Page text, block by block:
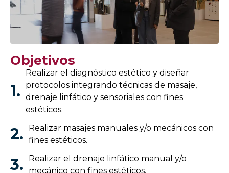
Objetivos
1.
Realizar el diagnóstico estético y diseñar
protocolos integrando técnicas de masaje,
drenaje linfático y sensoriales con fines
estéticos.
2.
Realizar masajes manuales y/o mecánicos con
fines estéticos.
3.
Realizar el drenaje linfático manual y/o
mecánico con fines estéticos.